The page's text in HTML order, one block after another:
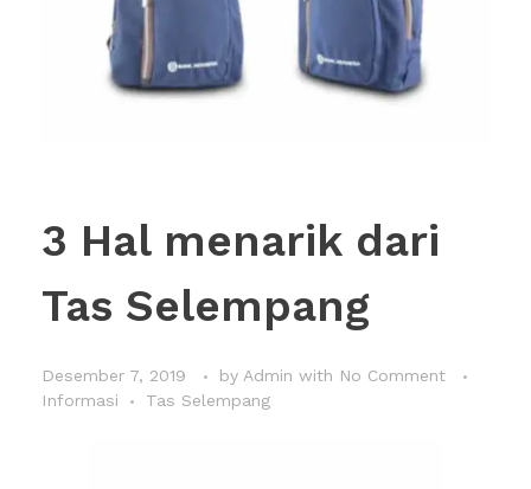
3 Hal menarik dari
Tas Selempang
Desember 7, 2019 by Admin with No Comment
Informasi
Tas Selempang